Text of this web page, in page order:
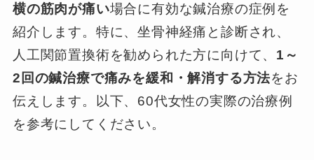
横の筋肉が痛い場合に有効な鍼治療の症例を
紹介します。特に、坐骨神経痛と診断され、
人工関節置換術を勧められた方に向けて、 1～
2回の鍼治療で痛みを緩和・解消する方法をお
伝えします。以下、60代女性の実際の治療例
を参考にしてください。